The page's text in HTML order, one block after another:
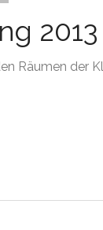
2013
Räumen der